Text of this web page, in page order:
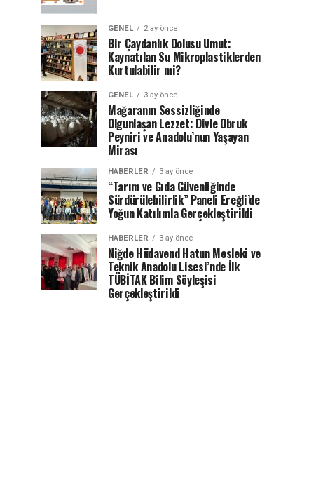
GENEL 2 ay önce
Bir Çaydanlık Dolusu Umut:
Kaynatılan Su Mikroplastiklerden
Kurtulabilir mi?
GENEL 3 ay önce
Mağaranın Sessizliğinde
Olgunlaşan Lezzet: Divle Obruk
Peyniri ve Anadolu’nun Yaşayan
Mirası
HABERLER 3 ay önce
“Tarım ve Gıda Güvenliğinde
Sürdürülebilirlik” Paneli Ereğli’de
Yoğun Katılımla Gerçekleştirildi
HABERLER 3 ay önce
Niğde Hüdavend Hatun Mesleki ve
Teknik Anadolu Lisesi’nde İlk
TÜBİTAK Bilim Söyleşisi
Gerçekleştirildi